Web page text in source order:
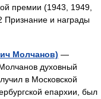
премии (1943, 1949,
Признание и награды
Молчанов) —
духовный
в Московской
епархии, был